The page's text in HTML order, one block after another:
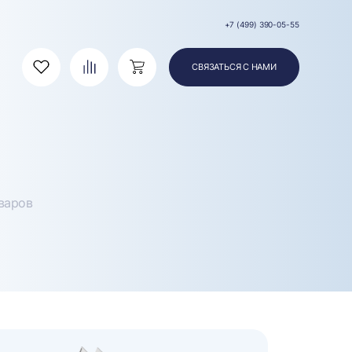
+7 (499) 390-05-55
Избранное СравнениеКорзина СВЯЗАТЬСЯ С НАМИ